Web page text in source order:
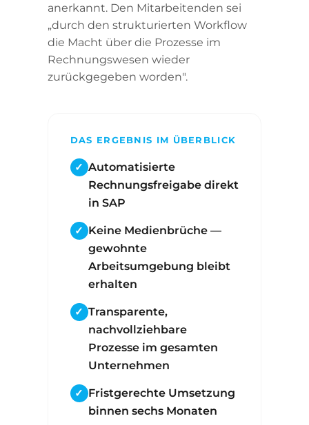
anerkannt. Den Mitarbeitenden sei
„durch den strukturierten Workflow
die Macht über die Prozesse im
Rechnungswesen wieder
zurückgegeben worden".
DAS ERGEBNIS IM ÜBERBLICK
Automatisierte
Rechnungsfreigabe direkt
in SAP
Keine Medienbrüche —
gewohnte
Arbeitsumgebung bleibt
erhalten
Transparente,
nachvollziehbare
Prozesse im gesamten
Unternehmen
Fristgerechte Umsetzung
binnen sechs Monaten